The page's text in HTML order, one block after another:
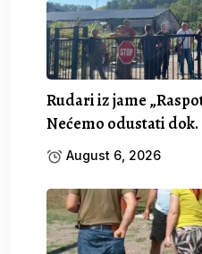
Rudari iz jame
Nećemo odustati dok.
August 6, 2026